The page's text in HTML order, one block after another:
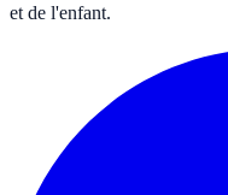
et de l'enfant.